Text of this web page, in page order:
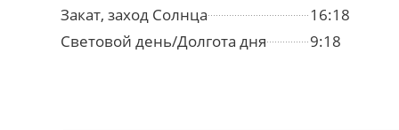
Закат, заход Солнца
16:18
Световой день/Долгота дня
9:18